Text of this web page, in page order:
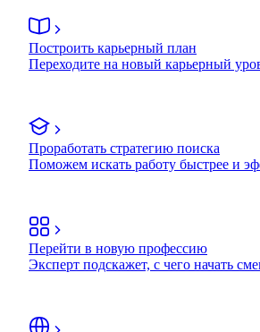
Построить карьерный план
Переходите на новый карьерный
Проработать стратегию поиска
Поможем искать работу быстрее и
Перейти в новую профессию
Эксперт подскажет, с чего начать